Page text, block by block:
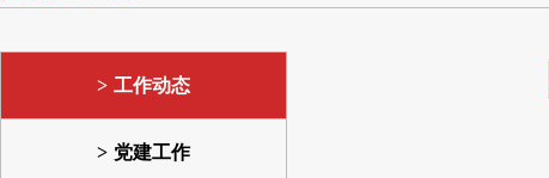
工作动态
党建工作